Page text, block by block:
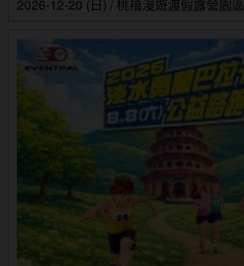
2026-12-20 (日) / 桃禧漫遊渡假露營園區